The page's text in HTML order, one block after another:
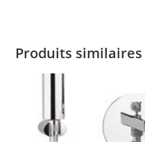
Produits similaires